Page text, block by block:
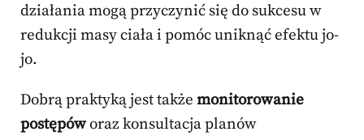
działania mogą przyczynić się do sukcesu w
redukcji masy ciała i pomóc uniknąć efektu jo-
jo.
Dobrą praktyką jest także monitorowanie
postępóworaz konsultacja planów